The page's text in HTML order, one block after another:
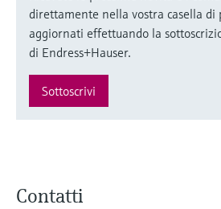
direttamente nella vostra casella di
aggiornati effettuando la
di Endress+Hauser.
Sottoscrivi
Contatti